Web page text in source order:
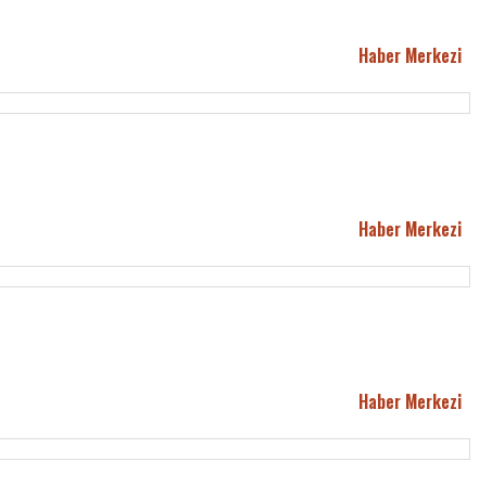
Haber Merkezi
Haber Merkezi
Haber Merkezi